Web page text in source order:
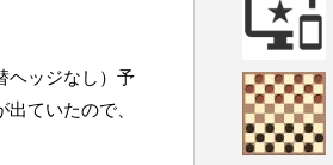
ヘッジなし）予
ていたので、